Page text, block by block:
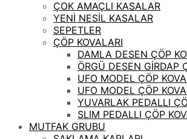
ÇOK AMAÇLI KASALAR
YENİ NESİL KASALAR
SEPETLER
ÇÖP KOVALARI
DAMLA DESEN ÇÖP
ÖRGÜ DESEN GİRDAP
UFO MODEL ÇÖP
UFO MODEL ÇÖP
YUVARLAK PEDALLI
SLIM PEDALLI ÇÖP
MUTFAK GRUBU